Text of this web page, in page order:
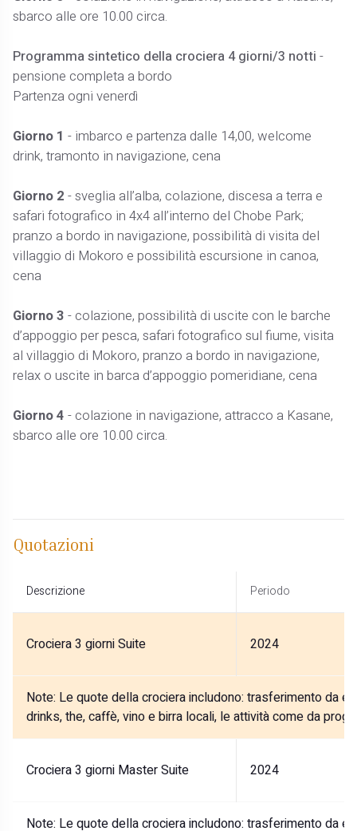
sbarco alle ore 10.00 circa.
Programma sintetico della crociera 4 giorni/3 notti-
pensione completa a bordo
Partenza ogni venerdì
Giorno 1 - imbarco e partenza dalle 14,00, welcome
drink, tramonto in navigazione, cena
Giorno 2 - sveglia all’alba, colazione, discesa a terra e
safari fotografico in 4x4 all’interno del Chobe Park;
pranzo a bordo in navigazione, possibilità di visita del
villaggio di Mokoro e possibilità escursione in canoa,
cena
Giorno 3 - colazione, possibilità di uscite con le barche
d’appoggio per pesca, safari fotografico sul fiume, visita
al villaggio di Mokoro, pranzo a bordo in navigazione,
relax o uscite in barca d’appoggio pomeridiane, cena
Giorno 4 - colazione in navigazione, attracco a Kasane,
sbarco alle ore 10.00 circa.
Quotazioni
Descrizione Periodo
Crociera 3 giorni Suite 2024
Note: Le quote della crociera includono: trasferimento da
drinks, the, caffè, vino e birra locali, le attività come da
Crociera 3 giorni Master Suite 2024
Note: Le quote della crociera includono: trasferimento da